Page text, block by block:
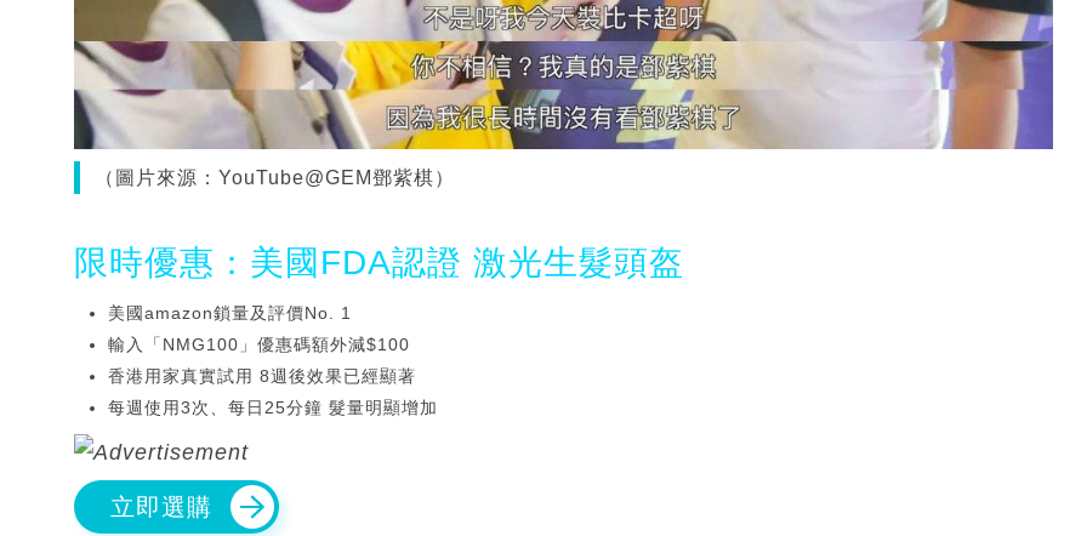
（圖片來源：YouTube@GEM鄧紫棋）
限時優惠：美國FDA認證 激光生髮頭盔
美國amazon鎖量及評價No. 1
輸入「NMG100」優惠碼額外減$100
香港用家真實試用 8週後效果已經顯著
每週使用3次、每日25分鐘 髮量明顯增加
立即選購